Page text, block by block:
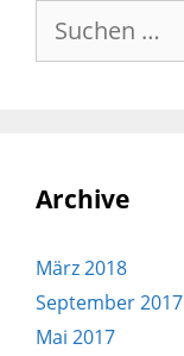
nach:
Archive
März 2018
September 2017
Mai 2017